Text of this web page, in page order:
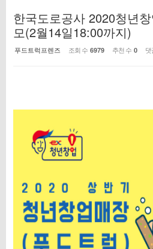
한국도로공사 2020청년
모(2월14일18:00까지)
푸드트럭프렌즈 조회 수 6979 추천 수 0 댓